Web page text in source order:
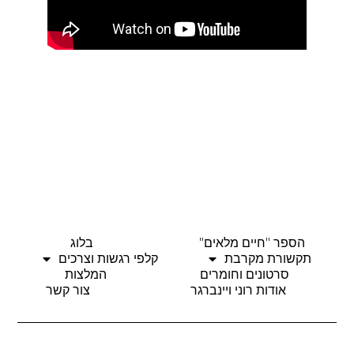
הספר "חיים מלאים"
בלוג
תקשורת מקרבת
קלפי רגשות וצרכים
סרטונים וחומרים
המלצות
אודות רוני ויינברגר
צור קשר